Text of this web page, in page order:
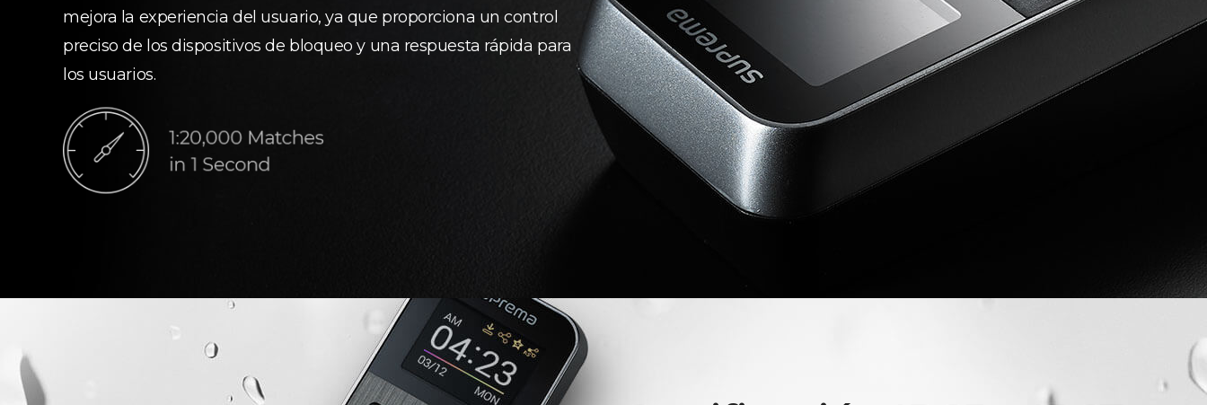
mejora la experiencia del usuario, ya que proporciona un control
preciso de los dispositivos de bloqueo y una respuesta rápida para
los usuarios.